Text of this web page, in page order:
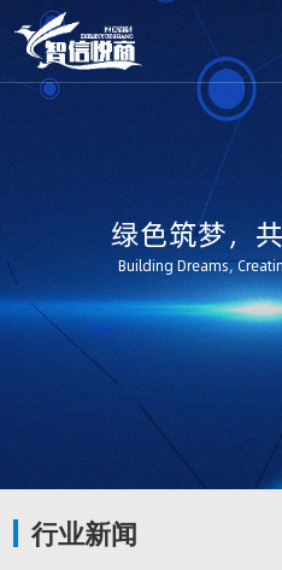
绿色筑梦，
Building Dreams,
行业新闻